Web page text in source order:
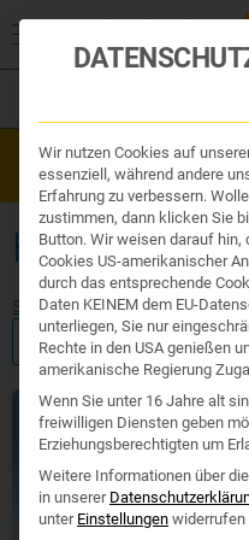
Organe & Organ Uhr
Traditionelle Medizin
Nahrungsergänzung
Kosmetik und Hygiene
Ihr Apotheker
Westend Online-Shop:
Start/ Produkte
Wir nutzen Cookies auf
essenziell, während andere
Erfahrung zu verbessern.
zustimmen, dann klicken Sie
Button. Wir weisen darauf
Cookies US-amerikanischer
durch das entsprechende
Daten KEINEM dem EU-
unterliegen, Sie nur
Rechte in den USA genießen
amerikanische Regierung
Wenn Sie unter 16 Jahre alt
freiwilligen Diensten geben
Erziehungsberechtigten um
Weitere Informationen über
in unserer
unter Einstellungen widerrufen